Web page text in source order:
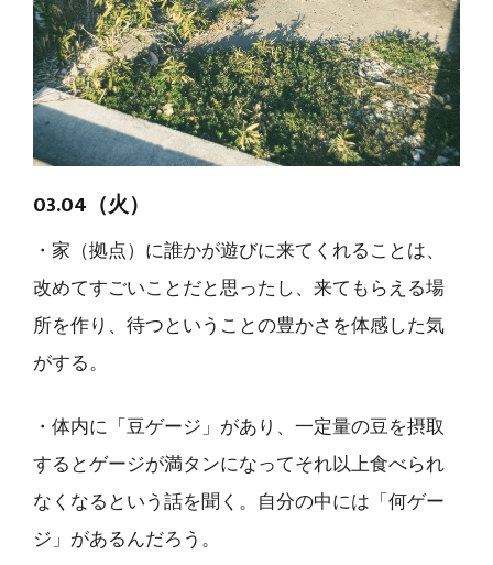
03.04（火）
・家（拠点）に誰かが遊びに来てくれることは、
改めてすごいことだと思ったし、来てもらえる場
所を作り、待つということの豊かさを体感した気
がする。
・体内に「豆ゲージ」があり、一定量の豆を摂取
するとゲージが満タンになってそれ以上食べられ
なくなるという話を聞く。自分の中には「何ゲー
ジ」があるんだろう。